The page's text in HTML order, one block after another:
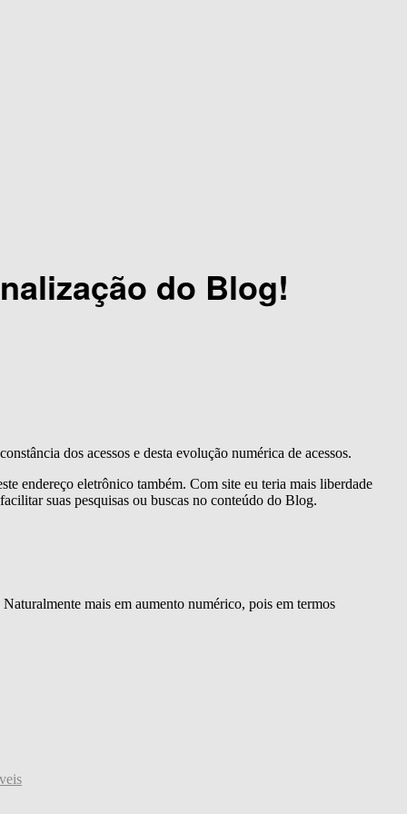
do Blog!
dos acessos e desta evolução numérica de acessos.
endereço eletrônico também. Com site eu teria mais liberdade
suas pesquisas ou buscas no conteúdo do Blog.
mais em aumento numérico, pois em termos